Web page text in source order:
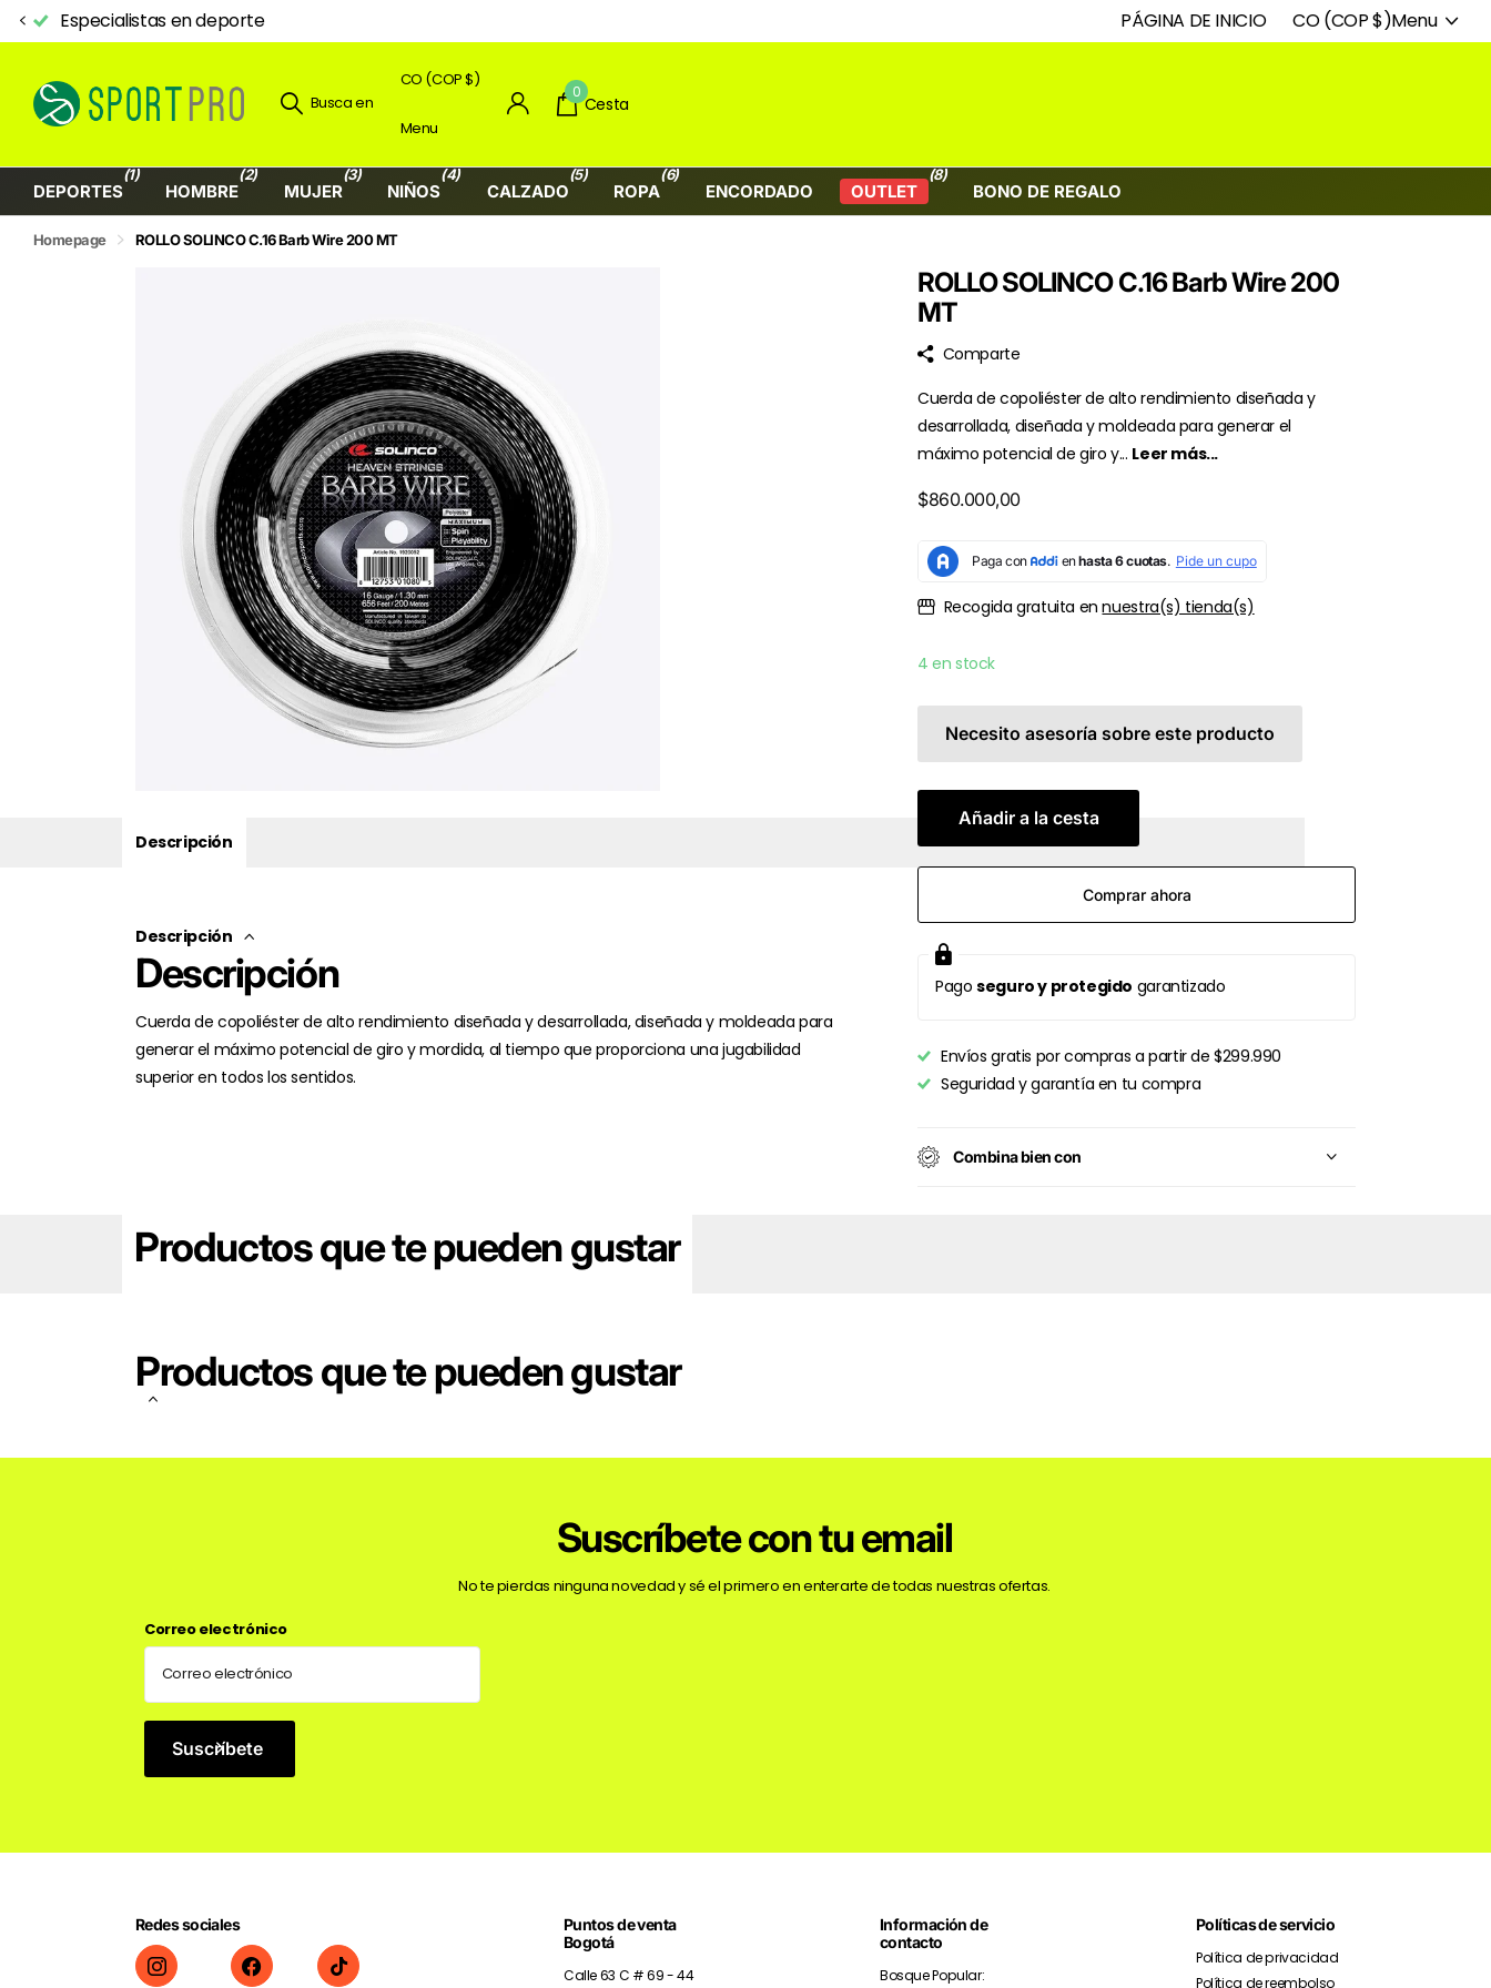
PÁGINA DE INICIO CO (COP $)Menu
Busca en
CO (COP $)
Menu
0
Cesta
DEPORTES
(1)
HOMBRE
(2)
MUJER
(3)
NIÑOS
(4)
CALZADO
(5)
ROPA
(6)
ENCORDADO OUTLET
(8)
BONO DE REGALO
Homepage ROLLO SOLINCO C.16 Barb Wire 200 MT
Descripción
Descripción
Descripción
Cuerda de copoliéster de alto rendimiento diseñada y desarrollada, diseñada y moldeada para
generar el máximo potencial de giro y mordida, al tiempo que proporciona una jugabilidad
superior en todos los sentidos.
ROLLO SOLINCO C.16 Barb Wire 200
MT
Comparte
Cuerda de copoliéster de alto rendimiento diseñada y
desarrollada, diseñada y moldeada para generar el
máximo potencial de giro y... Leer más...
$860.000,00
Recogida gratuita ennuestra(s) tienda(s)
4 en stock
Necesito asesoría sobre este producto
Añadir a la cesta
Comprar ahora
Pagoseguro y protegido garantizado
Envíos gratis por compras a partir de $299.990
Seguridad y garantía en tu compra
Combina bien con
Productos que te pueden gustar
Productos que te pueden gustar
Suscríbete con tu email
No te pierdas ninguna novedad y sé el primero en enterarte de todas nuestras ofertas.
Correo electrónico
Suscríbete
Redes sociales
Puntos de venta
Bogotá
Calle 63 C # 69 - 44
Información de
contacto
Bosque Popular:
Políticas de servicio
Política de privacidad
Política de reembolso